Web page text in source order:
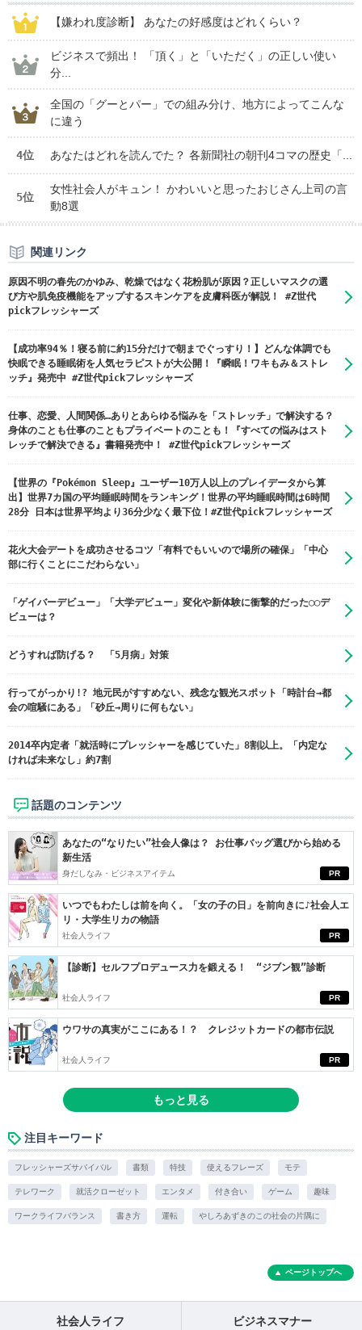
【嫌われ度診断】 あなたの好感度はどれくらい？
ビジネスで頻出！ 「頂く」と「いただく」の正しい使い
分...
全国の「グーとパー」での組み分け、地方によってこんな
に違う
4位 あなたはどれを読んでた？ 各新聞社の朝刊4コマの歴史「...
5位
女性社会人がキュン！ かわいいと思ったおじさん上司の言
動8選
関連リンク
原因不明の春先のかゆみ、乾燥ではなく花粉肌が原因？正しいマスクの選
び方や肌免疫機能をアップするスキンケアを皮膚科医が解説！ #Z世代
pickフレッシャーズ
【成功率94％！寝る前に約15分だけで朝までぐっすり！】どんな体調でも
快眠できる睡眠術を人気セラピストが大公開！『瞬眠！ワキもみ＆ストレ
ッチ』発売中 #Z世代pickフレッシャーズ
仕事、恋愛、人間関係…ありとあらゆる悩みを「ストレッチ」で解決する？
身体のことも仕事のこともプライベートのことも！『すべての悩みはスト
レッチで解決できる』書籍発売中！ #Z世代pickフレッシャーズ
【世界の『Pokémon Sleep』ユーザー10万人以上のプレイデータから算
出】世界7カ国の平均睡眠時間をランキング！世界の平均睡眠時間は6時間
28分 日本は世界平均より36分少なく最下位！#Z世代pickフレッシャーズ
花火大会デートを成功させるコツ「有料でもいいので場所の確保」「中心
部に行くことにこだわらない」
「ゲイバーデビュー」「大学デビュー」変化や新体験に衝撃的だった◯◯デ
ビューは？
どうすれば防げる？ 「5月病」対策
行ってがっかり!? 地元民がすすめない、残念な観光スポット「時計台→都
会の喧騒にある」「砂丘→周りに何もない」
2014卒内定者「就活時にプレッシャーを感じていた」8割以上。「内定な
ければ未来なし」約7割
話題のコンテンツ
PR
あなたの“なりたい”社会人像は？ お仕事バッグ選びから始める
新生活
身だしなみ・ビジネスアイテム
PR
いつでもわたしは前を向く。「女の子の日」を前向きに♪社会人エ
リ・大学生リカの物語
社会人ライフ
PR
【診断】セルフプロデュース力を鍛える！ “ジブン観”診断
社会人ライフ
PR
ウワサの真実がここにある！？ クレジットカードの都市伝説
社会人ライフ
もっと見る
注目キーワード
フレッシャーズサバイバル 書類 特技 使えるフレーズ モテ
テレワーク 就活クローゼット エンタメ 付き合い ゲーム 趣味
ワークライフバランス 書き方 運転 やしろあずきのこの社会の片隅に
ページトップへ
社会人ライフ ビジネスマナー